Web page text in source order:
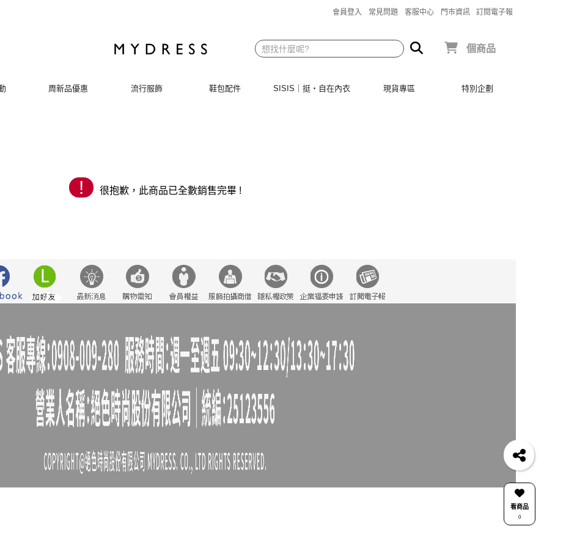
會員登入 常見問題 客服中心 門市資訊 訂閱電子報
個商品
周新品優惠 流行服飾 鞋包配件 SISIS｜挺‧自在內衣 現貨專區 特別企劃
! 很抱歉，此商品已全數銷售完畢 !
看商品
0